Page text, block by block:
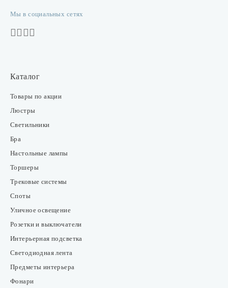
Мы в социальных сетях
Каталог
Товары по акции
Люстры
Светильники
Бра
Настольные лампы
Торшеры
Трековые системы
Споты
Уличное освещение
Розетки и выключатели
Интерьерная подсветка
Светодиодная лента
Предметы интерьера
Фонари